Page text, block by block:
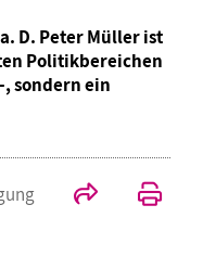
D. Peter Müller ist
Politikbereichen
sondern ein